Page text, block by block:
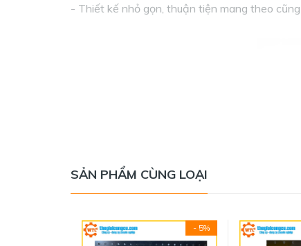
- Thiết kế nhỏ gọn, thuận tiện mang theo
SẢN PHẨM CÙNG LOẠI
- 5%